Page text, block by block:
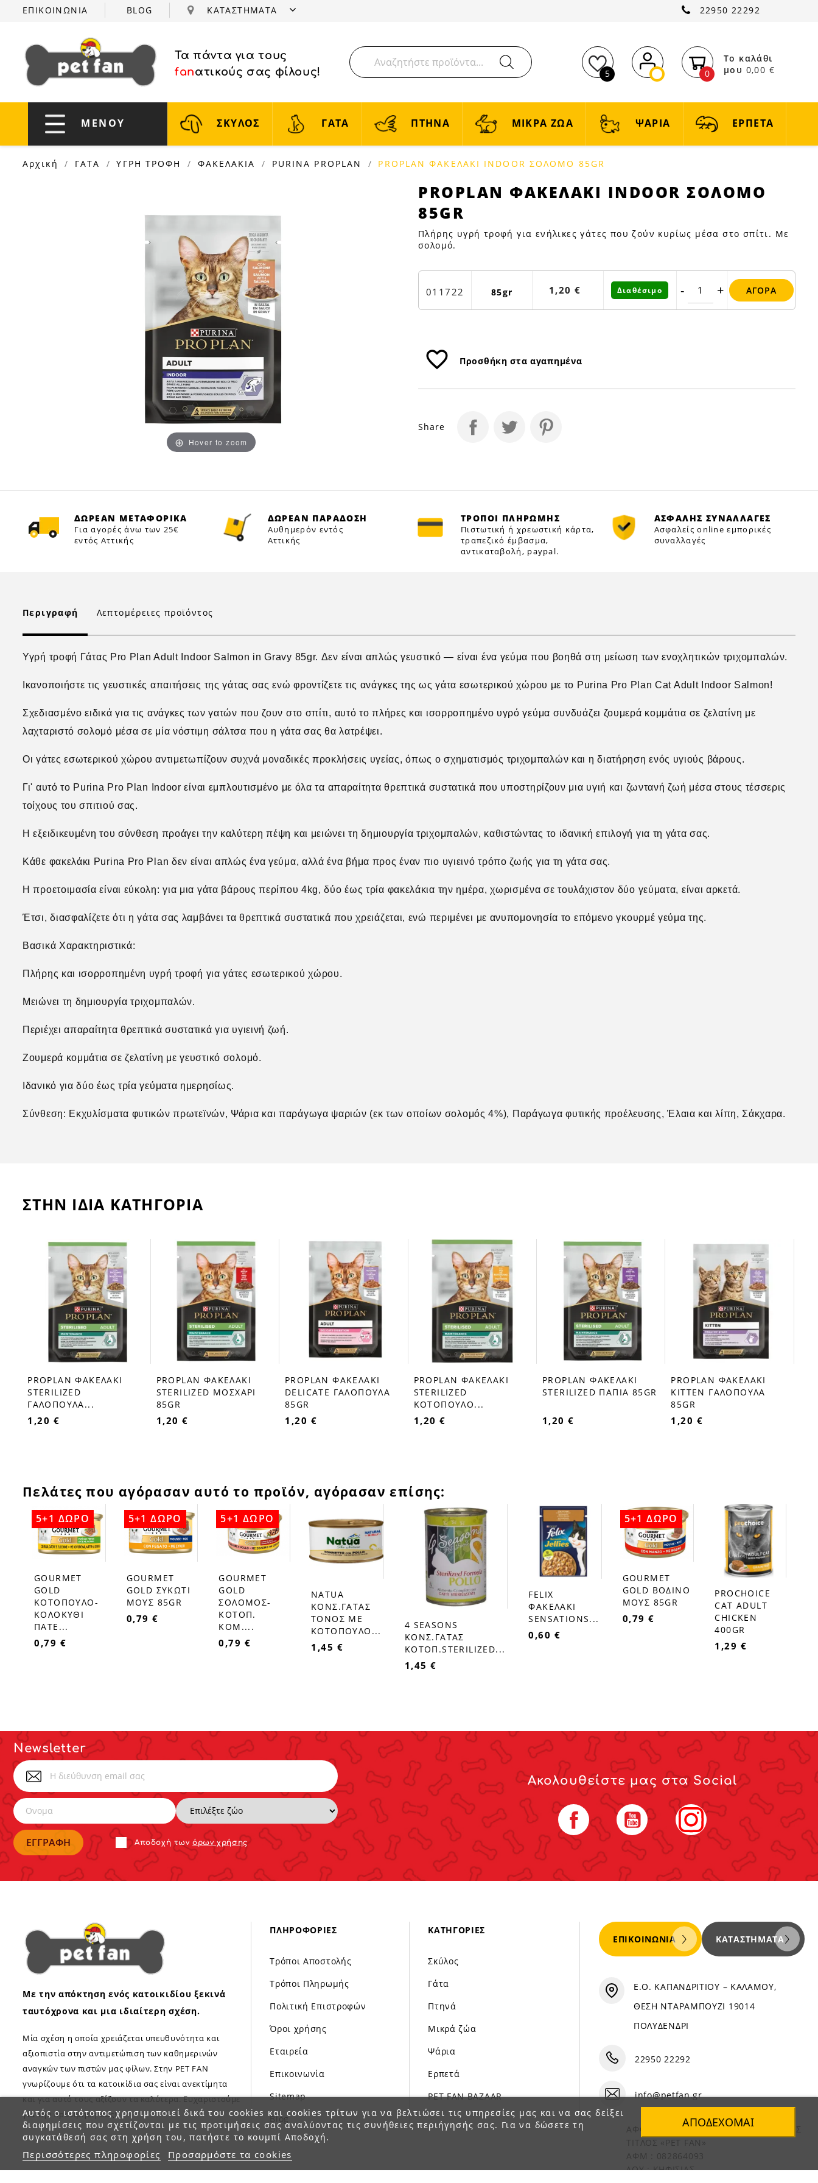
ΕΠΙΚΟΙΝΩΝΙΑ BLOG ΚΑΤΑΣΤΗΜΑΤΑ 22950 22292
Τα πάντα για τους
fanατικούς σας φίλους! 5 0
Το καλάθι
μου 0,00 €
ΜΕΝΟΥ ΣΚΥΛΟΣ ΓΑΤΑ ΠΤΗΝΑ ΜΙΚΡΑ ΖΩΑ ΨΑΡΙΑ ΕΡΠΕΤΑ
Αρχική ΓΑΤΑ ΥΓΡΗ ΤΡΟΦΗ ΦΑΚΕΛΑΚΙΑ PURINA PROPLAN PROPLAN ΦΑΚΕΛΑΚΙ INDOOR ΣΟΛΟΜΟ 85GR
Hover to zoom
PROPLAN
ΦΑΚΕΛΑΚΙ
INDOOR
ΣΟΛΟΜΟ
85GR
Petfan
PROPLAN ΦΑΚΕΛΑΚΙ INDOOR ΣΟΛΟΜΟ
85GR
Πλήρης υγρή τροφή για ενήλικες γάτες που ζούν κυρίως μέσα στο σπίτι. Με
σολομό.
011722 85gr 1,20 € Διαθέσιμο - + ΑΓΟΡΆ
favorite_border Προσθήκη στα αγαπημένα
Share
ΔΩΡΕΑΝ ΜΕΤΑΦΟΡΙΚΑ
Για αγορές άνω των 25€
εντός Αττικής
ΔΩΡΕΑΝ ΠΑΡΑΔΟΣΗ
Αυθημερόν εντός
Αττικής
ΤΡΟΠΟΙ ΠΛΗΡΩΜΗΣ
Πιστωτική ή χρεωστική κάρτα,
τραπεζικό έμβασμα,
αντικαταβολή, paypal.
ΑΣΦΑΛΗΣ ΣΥΝΑΛΛΑΓΕΣ
Ασφαλείς online εμπορικές
συναλλαγές
Περιγραφή Λεπτομέρειες προϊόντος
Υγρή τροφή Γάτας Pro Plan Adult Indoor Salmon in Gravy 85gr. Δεν είναι απλώς γευστικό — είναι ένα γεύμα που βοηθά στη μείωση των ενοχλητικών τριχομπαλών.
Ικανοποιήστε τις γευστικές απαιτήσεις της γάτας σας ενώ φροντίζετε τις ανάγκες της ως γάτα εσωτερικού χώρου με το Purina Pro Plan Cat Adult Indoor Salmon!
Σχεδιασμένο ειδικά για τις ανάγκες των γατών που ζουν στο σπίτι, αυτό το πλήρες και ισορροπημένο υγρό γεύμα συνδυάζει ζουμερά κομμάτια σε ζελατίνη με
λαχταριστό σολομό μέσα σε μία νόστιμη σάλτσα που η γάτα σας θα λατρέψει.
Οι γάτες εσωτερικού χώρου αντιμετωπίζουν συχνά μοναδικές προκλήσεις υγείας, όπως ο σχηματισμός τριχομπαλών και η διατήρηση ενός υγιούς βάρους.
Γι' αυτό το Purina Pro Plan Indoor είναι εμπλουτισμένο με όλα τα απαραίτητα θρεπτικά συστατικά που υποστηρίζουν μια υγιή και ζωντανή ζωή μέσα στους τέσσερις
τοίχους του σπιτιού σας.
Η εξειδικευμένη του σύνθεση προάγει την καλύτερη πέψη και μειώνει τη δημιουργία τριχομπαλών, καθιστώντας το ιδανική επιλογή για τη γάτα σας.
Κάθε φακελάκι Purina Pro Plan δεν είναι απλώς ένα γεύμα, αλλά ένα βήμα προς έναν πιο υγιεινό τρόπο ζωής για τη γάτα σας.
Η προετοιμασία είναι εύκολη: για μια γάτα βάρους περίπου 4kg, δύο έως τρία φακελάκια την ημέρα, χωρισμένα σε τουλάχιστον δύο γεύματα, είναι αρκετά.
Έτσι, διασφαλίζετε ότι η γάτα σας λαμβάνει τα θρεπτικά συστατικά που χρειάζεται, ενώ περιμένει με ανυπομονησία το επόμενο γκουρμέ γεύμα της.
Βασικά Χαρακτηριστικά:
Πλήρης και ισορροπημένη υγρή τροφή για γάτες εσωτερικού χώρου.
Μειώνει τη δημιουργία τριχομπαλών.
Περιέχει απαραίτητα θρεπτικά συστατικά για υγιεινή ζωή.
Ζουμερά κομμάτια σε ζελατίνη με γευστικό σολομό.
Ιδανικό για δύο έως τρία γεύματα ημερησίως.
Σύνθεση: Εκχυλίσματα φυτικών πρωτεϊνών, Ψάρια και παράγωγα ψαριών (εκ των οποίων σολομός 4%), Παράγωγα φυτικής προέλευσης, Έλαια και λίπη, Σάκχαρα.
ΣΤΗΝ ΙΔΙΑ ΚΑΤΗΓΟΡΙΑ
favorite_border
PROPLAN ΦΑΚΕΛΑΚΙ
STERILIZED
ΓΑΛΟΠΟΥΛΑ...
1,20 €
favorite_border
PROPLAN ΦΑΚΕΛΑΚΙ
STERILIZED ΜΟΣΧΑΡΙ
85GR
1,20 €
favorite_border
PROPLAN ΦΑΚΕΛΑΚΙ
DELICATE ΓΑΛΟΠΟΥΛΑ
85GR
1,20 €
favorite_border
PROPLAN ΦΑΚΕΛΑΚΙ
STERILIZED
ΚΟΤΟΠΟΥΛΟ...
1,20 €
favorite_border
PROPLAN ΦΑΚΕΛΑΚΙ
STERILIZED ΠΑΠΙΑ 85GR
1,20 €
favorite_border
PROPLAN ΦΑΚΕΛΑΚΙ
ΚΙΤΤΕΝ ΓΑΛΟΠΟΥΛΑ
85GR
1,20 €
Πελάτες που αγόρασαν αυτό το προϊόν, αγόρασαν επίσης:
favorite_border
GOURMET
GOLD
ΚΟΤΟΠΟΥΛΟ-
ΚΟΛΟΚΥΘΙ
ΠΑΤΕ...
0,79 €
5+1 ΔΩΡΟ
favorite_border
GOURMET
GOLD ΣΥΚΩΤΙ
ΜΟΥΣ 85GR
0,79 €
5+1 ΔΩΡΟ
favorite_border
GOURMET
GOLD
ΣΟΛΟΜΟΣ-
ΚΟΤΟΠ.
KOM....
0,79 €
5+1 ΔΩΡΟ
favorite_border
NATUA
ΚΟΝΣ.ΓΑΤΑΣ
ΤΟΝΟΣ ΜΕ
ΚΟΤΟΠΟΥΛΟ...
1,45 €
favorite_border
4 SEASONS
ΚΟΝΣ.ΓΑΤΑΣ
ΚΟΤΟΠ.STERILIZED...
1,45 €
favorite_border
FELIX
ΦΑΚΕΛΑΚΙ
SENSATIONS...
0,60 €
favorite_border
GOURMET
GOLD ΒΟΔΙΝΟ
ΜΟΥΣ 85GR
0,79 €
5+1 ΔΩΡΟ
favorite_border
PROCHOICE
CAT ADULT
CHICKEN
400GR
1,29 €
Newsletter
Αποδoχή τωνόρων χρήσης
Ακολουθείστε μας στα Social
Facebook YouTube Instagram
Με την απόκτηση ενός κατοικιδίου ξεκινά
ταυτόχρονα και μια ιδιαίτερη σχέση.
Μία σχέση η οποία χρειάζεται υπευθυνότητα και
αξιοπιστία στην αντιμετώπιση των καθημερινών
αναγκών των πιστών μας φίλων. Στην PET FAN
γνωρίζουμε ότι τα κατοικίδια σας είναι ανεκτίμητα
και για αυτό τους αξίζουν τα καλύτερα. Ευχαριστούμε
για την προτίμηση σας!
ΠΛΗΡΟΦΟΡΊΕΣ
Τρόποι Αποστολής
Τρόποι Πληρωμής
Πολιτική Επιστροφών
Όροι χρήσης
Εταιρεία
Επικοινωνία
Sitemap
Blog
ΚΑΤΗΓΟΡΊΕΣ
Σκύλος
Γάτα
Πτηνά
Μικρά ζώα
Ψάρια
Ερπετά
PET FAN BAZAAR
Αυτός ο ιστότοπος χρησιμοποιεί δικά του cookies και cookies τρίτων για να βελτιώσει τις υπηρεσίες μας και να σας δείξει
διαφημίσεις που σχετίζονται με τις προτιμήσεις σας αναλύοντας τις συνήθειες περιήγησής σας. Για να δώσετε τη
συγκατάθεσή σας στη χρήση του, πατήστε το κουμπί Αποδοχή.
Περισσότερες πληροφορίες Προσαρμόστε τα cookies
ΑΠΟΔΈΧΟΜΑΙ
ΕΠΙΚΟΙΝΩΝΊΑ ΚΑΤΑΣΤΉΜΑΤΑ
Ε.Ο. ΚΑΠΑΝΔΡΙΤΙΟΥ – ΚΑΛΑΜΟΥ,
ΘΕΣΗ ΝΤΑΡΑΜΠΟΥΖΙ 19014
ΠΟΛΥΔΕΝΔΡΙ
22950 22292
info@petfan.gr
ΑΦΟΙ ΧΑΤΖΗΓΕΩΡΓΙΟΥ Ο.Ε. ΔΙΑΚΡΙΤΙΚΟΣ
ΤΙΤΛΟΣ «PET FAN»
ΑΦΜ : 082864093
ΔΟΥ : ΚΗΦΙΣΙΑΣ